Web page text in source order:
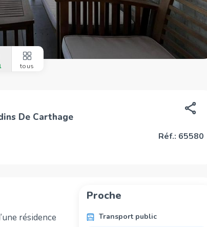
tous
De Carthage
Réf.: 65580
résidence
Proche
Transport public